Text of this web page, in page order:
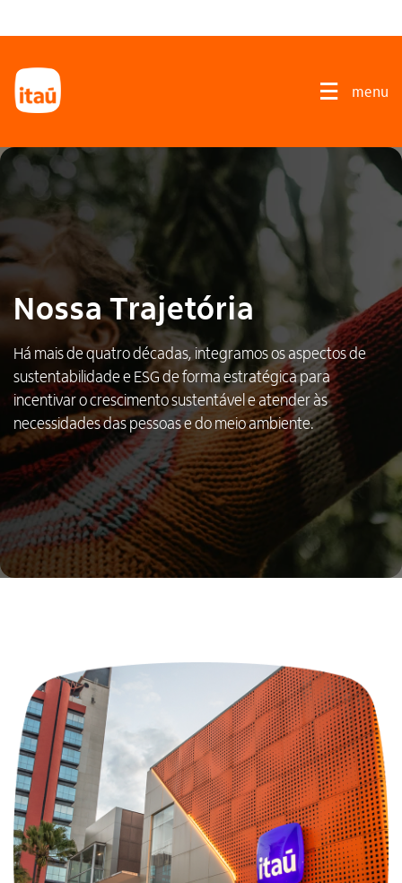
Nossa Trajetória
Há mais de quatro décadas, integramos os aspectos de
sustentabilidade e ESG de forma estratégica para
incentivar o crescimento sustentável e atender às
necessidades das pessoas e do meio ambiente.